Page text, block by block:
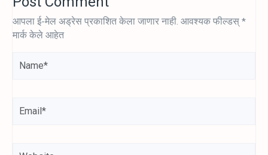
आपला ई-मेल अड्रेस प्रकाशित केला जाणार नाही. आवश्यक फील्डस् *
मार्क केले आहेत